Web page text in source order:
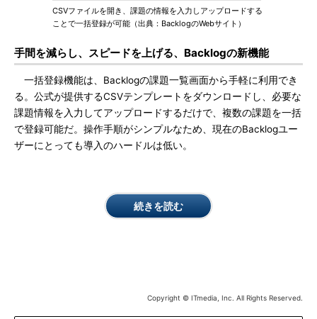
CSVファイルを開き、課題の情報を入力しアップロードする
ことで一括登録が可能（出典：BacklogのWebサイト）
手間を減らし、スピードを上げる、Backlogの新機能
一括登録機能は、Backlogの課題一覧画面から手軽に利用でき
る。公式が提供するCSVテンプレートをダウンロードし、必要な
課題情報を入力してアップロードするだけで、複数の課題を一括
で登録可能だ。操作手順がシンプルなため、現在のBacklogユー
ザーにとっても導入のハードルは低い。
続きを読む
Copyright © ITmedia, Inc. All Rights Reserved.